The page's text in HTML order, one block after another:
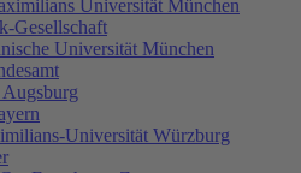
Universität München
Gesellschaft
Universität München
Universität Würzburg